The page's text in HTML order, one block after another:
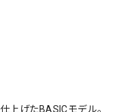
上げたBASICモデル。